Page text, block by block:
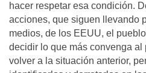
hacer respetar esa condición.
acciones, que siguen llevando
medios, de los EEUU, el
decidir lo que más convenga
volver a la situación anterior,